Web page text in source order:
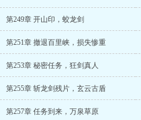
第249章 开山印，蛟龙剑
第251章 撤退百里峡，损失惨重
第253章 秘密任务，狂剑真人
第255章 斩龙剑残片，玄云古盾
第257章 任务到来，万泉草原